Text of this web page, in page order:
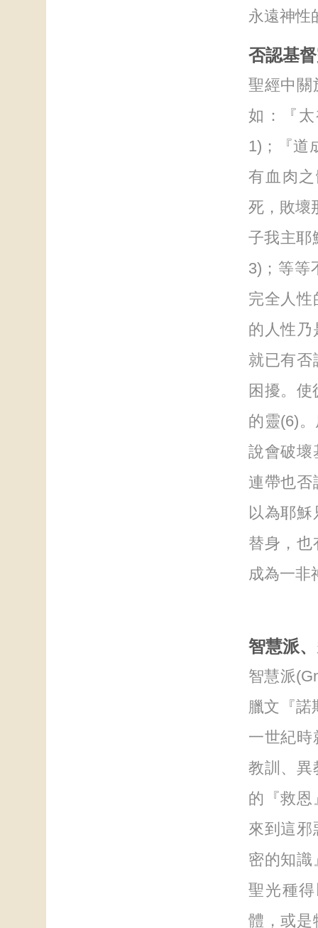
永遠神性
否認基
聖經中關
如：『
1)；『道
有血肉
死，敗壞
子我主
3)；等等
完全人性
的人性乃
就已有否
困擾。
的靈(6)
說會破壞
連帶也否
以為耶
替身，也
成為一非
智慧派
智慧派
臘文『諾
一世紀時
教訓、異
的『救恩
來到這邪
密的知識
聖光種
體，或是